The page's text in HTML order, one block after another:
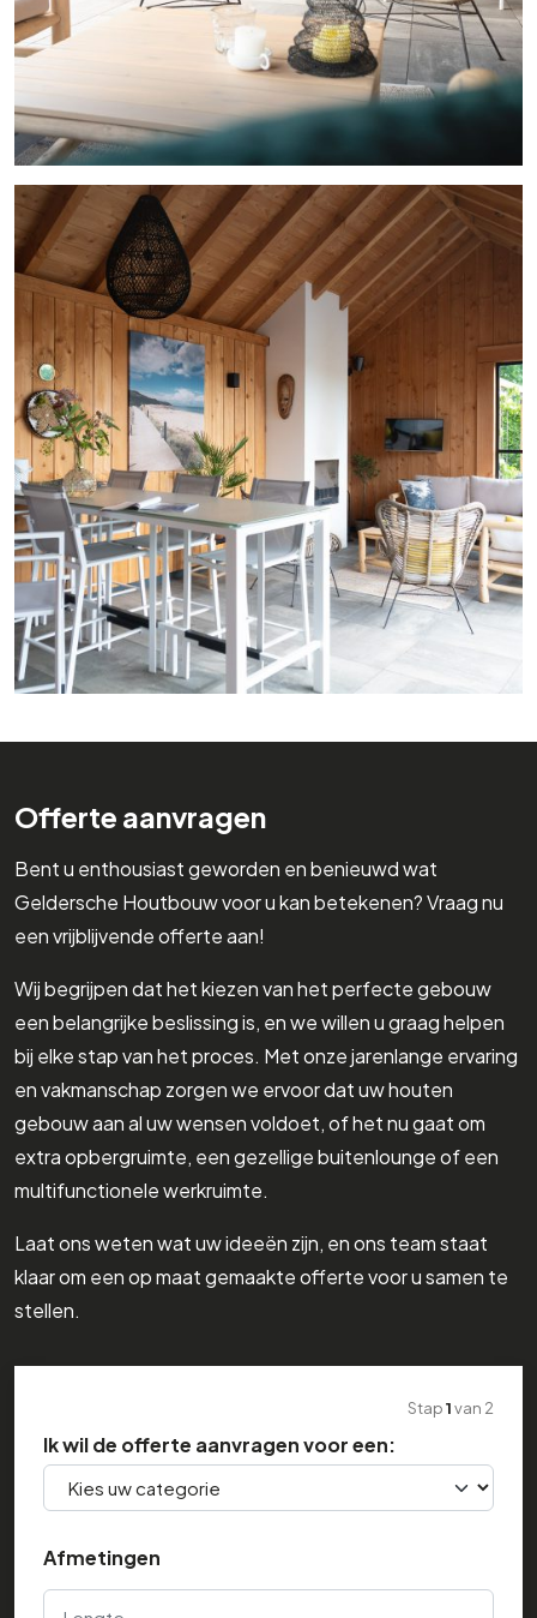
Offerte aanvragen
Bent u enthousiast geworden en benieuwd wat
Geldersche Houtbouw voor u kan betekenen? Vraag nu
een vrijblijvende offerte aan!
Wij begrijpen dat het kiezen van het perfecte gebouw
een belangrijke beslissing is, en we willen u graag helpen
bij elke stap van het proces. Met onze jarenlange ervaring
en vakmanschap zorgen we ervoor dat uw houten
gebouw aan al uw wensen voldoet, of het nu gaat om
extra opbergruimte, een gezellige buitenlounge of een
multifunctionele werkruimte.
Laat ons weten wat uw ideeën zijn, en ons team staat
klaar om een op maat gemaakte offerte voor u samen te
stellen.
Stap1van 2
Ik wil de offerte aanvragen voor een:
Afmetingen
Lengte